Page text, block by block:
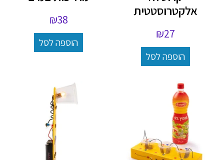
אלקטרוסטטית
₪27
הוספה לסל
₪38
הוספה לסל